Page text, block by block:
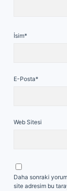
İsim*
E-Posta*
Web Sitesi
Daha sonraki
site adresim bu